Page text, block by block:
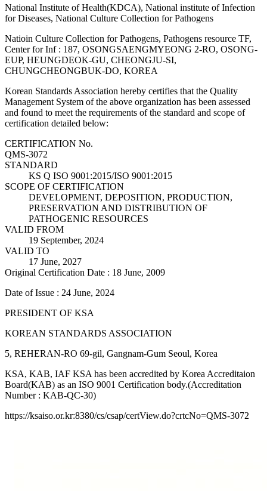
National Institute of Health(KDCA), National institute of Infection
for Diseases, National Culture Collection for Pathogens
Natioin Culture Collection for Pathogens, Pathogens resource TF,
Center for Inf : 187, OSONGSAENGMYEONG 2-RO, OSONG-
EUP, HEUNGDEOK-GU, CHEONGJU-SI,
CHUNGCHEONGBUK-DO, KOREA
Korean Standards Association hereby certifies that the Quality
Management System of the above organization has been assessed
and found to meet the requirements of the standard and scope of
certification detailed below:
CERTIFICATION No.
QMS-3072
STANDARD
KS Q ISO 9001:2015/ISO 9001:2015
SCOPE OF CERTIFICATION
DEVELOPMENT, DEPOSITION, PRODUCTION,
PRESERVATION AND DISTRIBUTION OF
PATHOGENIC RESOURCES
VALID FROM
19 September, 2024
VALID TO
17 June, 2027
Original Certification Date : 18 June, 2009
Date of Issue : 24 June, 2024
PRESIDENT OF KSA
KOREAN STANDARDS ASSOCIATION
5, REHERAN-RO 69-gil, Gangnam-Gum Seoul, Korea
KSA, KAB, IAF KSA has been accredited by Korea Accreditaion
Board(KAB) as an ISO 9001 Certification body.(Accreditation
Number : KAB-QC-30)
https://ksaiso.or.kr:8380/cs/csap/certView.do?crtcNo=QMS-3072